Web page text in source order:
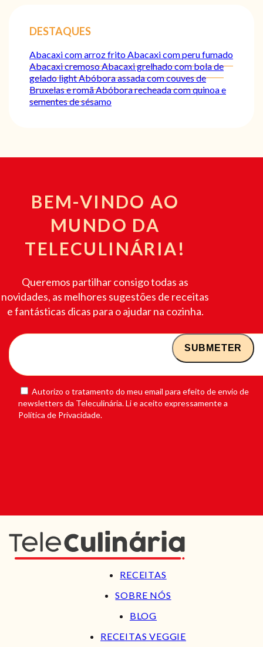
DESTAQUES
Abacaxi com arroz fritoAbacaxi com peru fumado
Abacaxi cremosoAbacaxi grelhado com bola de
gelado lightAbóbora assada com couves de
Bruxelas e romãAbóbora recheada com quinoa e
sementes de sésamo
BEM-VINDO AO
MUNDO DA
TELECULINÁRIA!
Queremos partilhar consigo todas as
novidades, as melhores sugestões de receitas
e fantásticas dicas para o ajudar na cozinha.
Autorizo o tratamento do meu email para efeito de envio de
newsletters da Teleculinária. Li e aceito expressamente a
Política de Privacidade.
RECEITAS
SOBRE NÓS
BLOG
RECEITAS VEGGIE